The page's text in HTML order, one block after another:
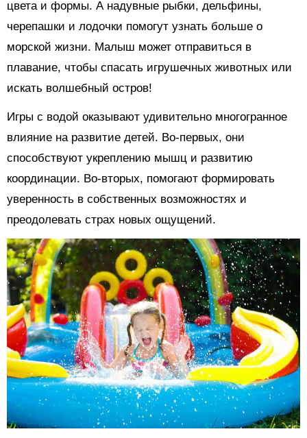
цвета и формы. А надувные рыбки, дельфины,
черепашки и лодочки помогут узнать больше о
морской жизни. Малыш может отправиться в
плавание, чтобы спасать игрушечных животных или
искать волшебный остров!
Игры с водой оказывают удивительно многогранное
влияние на развитие детей. Во-первых, они
способствуют укреплению мышц и развитию
координации. Во-вторых, помогают формировать
уверенность в собственных возможностях и
преодолевать страх новых ощущений.